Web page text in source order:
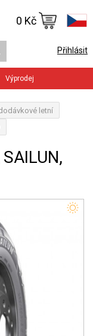
Přihlásit
0 Kč
Výprodej
letní